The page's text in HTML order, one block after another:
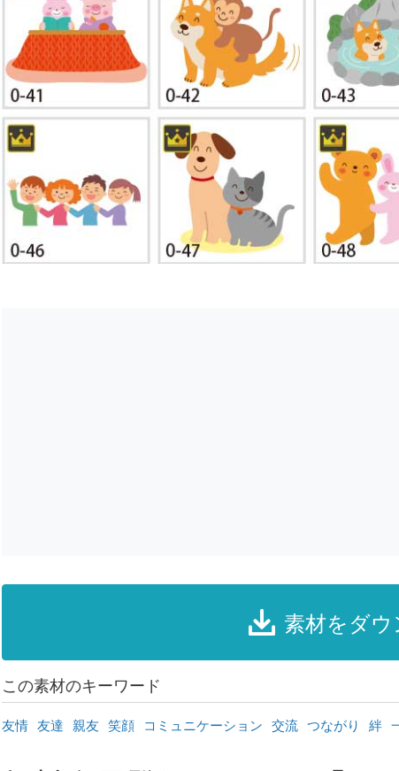
素材をダ
この素材のキーワード
友情 友達 親友 笑顔 コミュニケーション 交流 つながり 絆